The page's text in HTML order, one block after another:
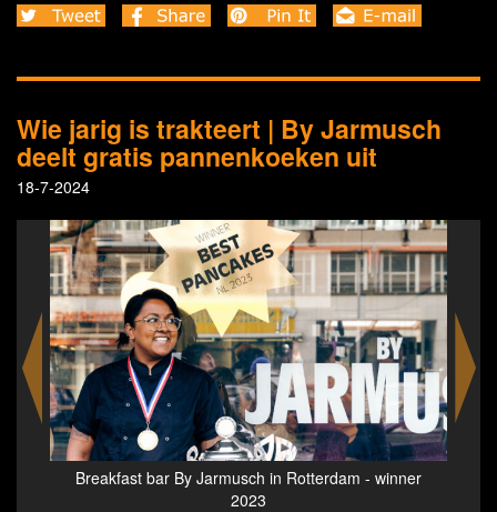
Wie jarig is trakteert | By Jarmusch
deelt gratis pannenkoeken uit
18-7-2024
Breakfast bar By Jarmusch in Rotterdam - 7th
anniversary